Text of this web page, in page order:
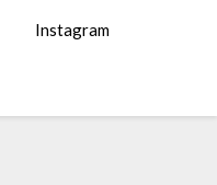
Instagram